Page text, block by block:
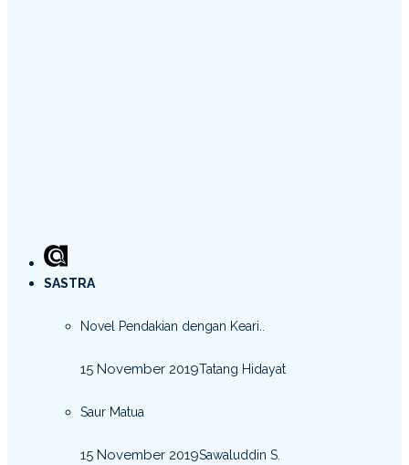
SASTRA
Novel Pendakian dengan Keari..
15 November 2019Tatang Hidayat
Saur Matua
15 November 2019Sawaluddin S.